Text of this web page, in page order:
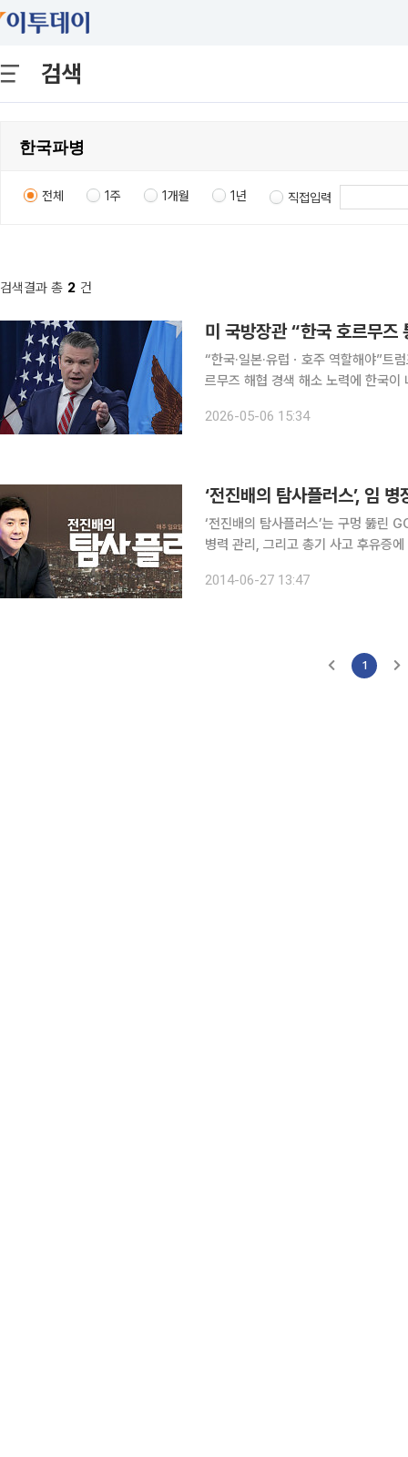
검색
전체 1주 1개월 1년 직접입력
검색결과 총 2 건
미 국방장관 “한국 호르무즈
“한국·일본·유럽ㆍ호주 역할해야”트럼프 이어 헤그세스
르무즈 해협 경색 해소 노력에 한국이 나서줄 것을 촉구했다.
(호르무즈 통항 재개에) 나서는 것을
2026-05-06 15:34
‘전진배의 탐사플러스’, 임
‘전진배의 탐사플러스’는 구멍 뚫린
병력 관리, 그리고 총기 사고 후유증에 대해 집중 조명한다.
파헤친다. 장병 10여명이 사상한 이
2014-06-27 13:47
1